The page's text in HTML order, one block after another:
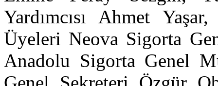
Yardımcısı Ahmet
Üyeleri Neova Sigorta
Anadolu Sigorta Genel